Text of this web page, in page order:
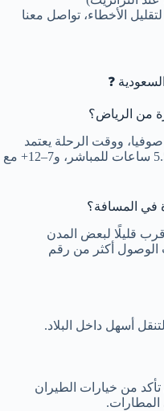
الأخطاء، تواصل معنا
❓
إلى صوفيا، ووقت الرحلة يعتمد
على وجود مباشر أو ترانزيت (غالبًا 4–5.5 ساعات للمباشر، و7–12+ مع
قليلًا لبعض المدن
الوصول أكثر من رقم
أسهل داخل البلاد.
من خيارات الطيران
المطارات.